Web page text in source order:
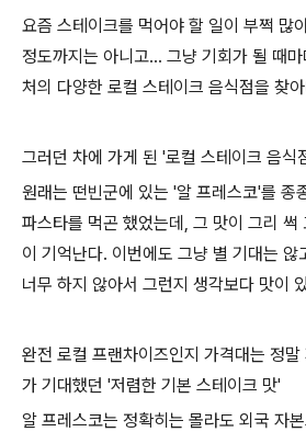
요즘 스테이크를 먹어야 할 일이 부쩍 많
정도까지는 아니고... 그냥 기회가 될 때
처의 다양한 로컬 스테이크 음식점을 찾
그러던 차에 가게 된 '로컬 스테이크 음식
원래는 떤빈군에 있는 '알 프레스코'를 종
파스타를 먹곤 했었는데, 그 맛이 그리 썩
이 기억난다. 이번에도 그냥 별 기대는 않
너무 하지 않아서 그런지 생각보다 맛이
완전 로컬 프랜차이즈인지 가격대는 정
가 기대했던 '저렴한 기본 스테이크 맛'
알 프레스코는 정확히는 몰라도 외국 자